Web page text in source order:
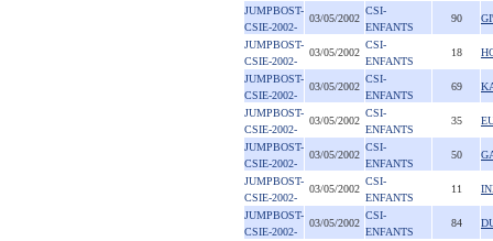
JUMPBOST-
CSIE-2002-
03/05/2002
CSI-
ENFANTS
90
JUMPBOST-
CSIE-2002-
03/05/2002
CSI-
ENFANTS
18
JUMPBOST-
CSIE-2002-
03/05/2002
CSI-
ENFANTS
69
JUMPBOST-
CSIE-2002-
03/05/2002
CSI-
ENFANTS
35
JUMPBOST-
CSIE-2002-
03/05/2002
CSI-
ENFANTS
50
JUMPBOST-
CSIE-2002-
03/05/2002
CSI-
ENFANTS
11
JUMPBOST-
CSIE-2002-
03/05/2002
CSI-
ENFANTS
84